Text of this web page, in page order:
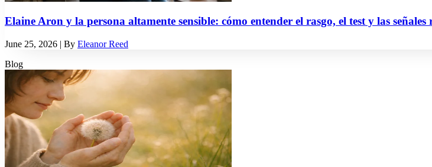
Elaine Aron y la persona altamente sensible: cómo entender el rasgo, el test y las señales
June 25, 2026 | By Eleanor Reed
Blog